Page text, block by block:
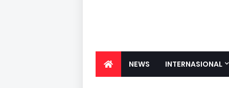
NEWS INTERNASIONAL